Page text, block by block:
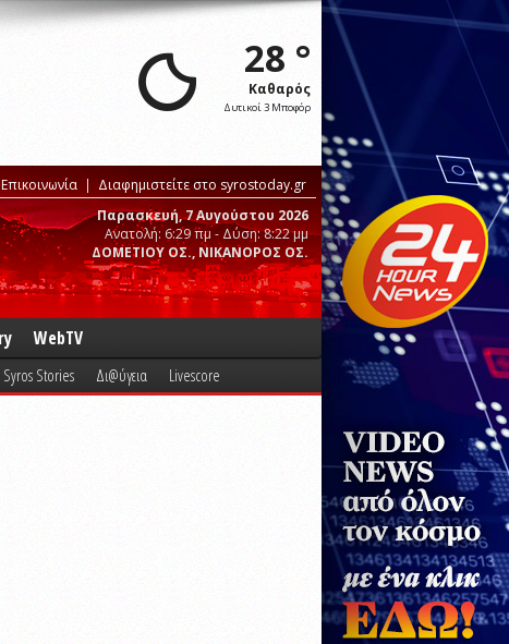
28 °
Καθαρός
Δυτικοί 3 Μποφόρ
Επικοινωνία
Διαφημιστείτε στο syrostoday.gr
Παρασκευή, 7 Αυγούστου 2026
Ανατολή: 6:29 πμ - Δύση: 8:22 μμ
ΔΟΜΕΤΙΟΥ ΟΣ., ΝΙΚΑΝΟΡΟΣ ΟΣ.
WebTV
Syros Stories Δι@ύγεια Livescore